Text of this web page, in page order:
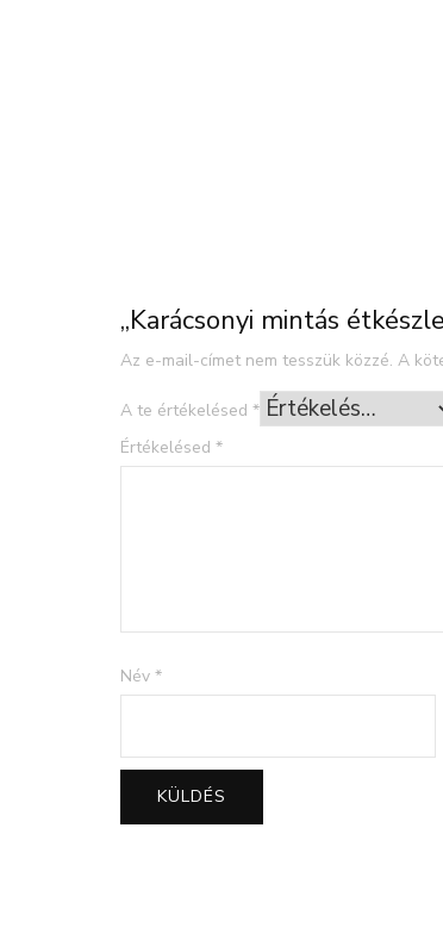
„Karácsonyi mintás
Az e-mail-címet nem tesszük közzé. A
A te értékelésed *
Értékelésed *
Név *